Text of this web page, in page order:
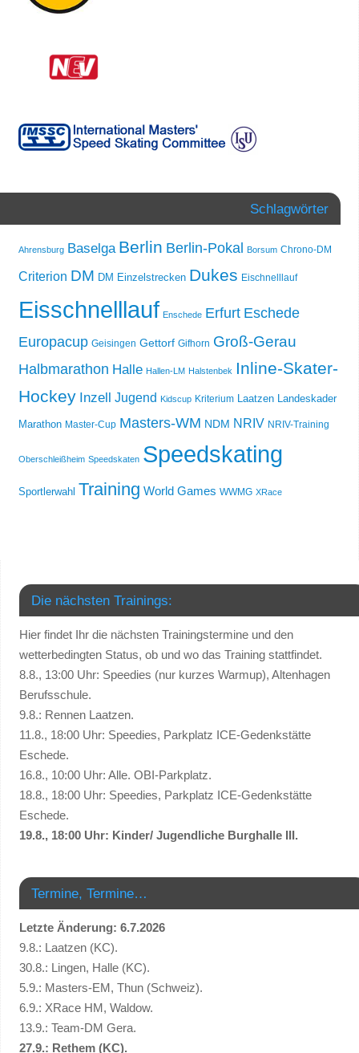
Schlagwörter
Ahrensburg Baselga Berlin Berlin-Pokal Borsum Chrono-DM
Criterion DM DM Einzelstrecken Dukes Eischnelllauf
Eisschnelllauf Enschede Erfurt Eschede
Europacup Geisingen Gettorf Gifhorn Groß-Gerau
Halbmarathon Halle Hallen-LM Halstenbek Inline-Skater-
Hockey Inzell Jugend Kidscup Kriterium Laatzen Landeskader
Marathon Master-Cup Masters-WM NDM NRIV NRIV-Training
Oberschleißheim Speedskaten Speedskating
Sportlerwahl Training World Games WWMG XRace
Die nächsten Trainings:
Hier findet Ihr die nächsten Trainingstermine und den
wetterbedingten Status, ob und wo das Training stattfindet.
8.8., 13:00 Uhr: Speedies (nur kurzes Warmup), Altenhagen
Berufsschule.
9.8.: Rennen Laatzen.
11.8., 18:00 Uhr: Speedies, Parkplatz ICE-Gedenkstätte
Eschede.
16.8., 10:00 Uhr: Alle. OBI-Parkplatz.
18.8., 18:00 Uhr: Speedies, Parkplatz ICE-Gedenkstätte
Eschede.
19.8., 18:00 Uhr: Kinder/ Jugendliche Burghalle III.
Termine, Termine…
Letzte Änderung: 6.7.2026
9.8.: Laatzen (KC).
30.8.: Lingen, Halle (KC).
5.9.: Masters-EM, Thun (Schweiz).
6.9.: XRace HM, Waldow.
13.9.: Team-DM Gera.
27.9.: Rethem (KC).